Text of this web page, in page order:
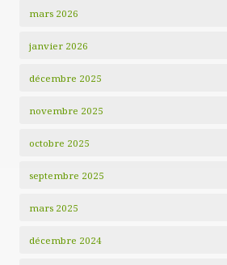
mars 2026
janvier 2026
décembre 2025
novembre 2025
octobre 2025
septembre 2025
mars 2025
décembre 2024